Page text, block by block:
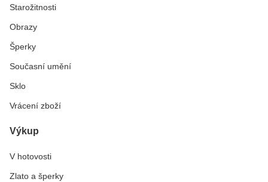
Starožitnosti
Obrazy
Šperky
Současní umění
Sklo
Vrácení zboží
Výkup
V hotovosti
Zlato a šperky